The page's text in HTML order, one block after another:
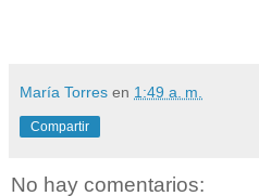
María Torres en 1:49 a. m.
Compartir
No hay comentarios: